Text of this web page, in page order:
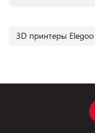
3D принтеры Elegoo